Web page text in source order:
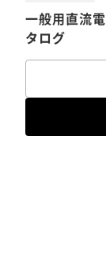
一般用直流
タログ